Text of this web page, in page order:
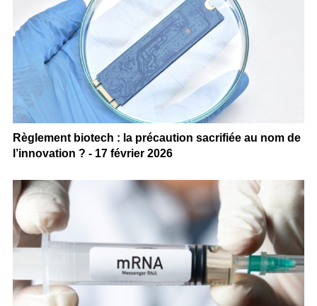
Règlement biotech : la précaution sacrifiée au nom de
l’innovation ? - 17 février 2026